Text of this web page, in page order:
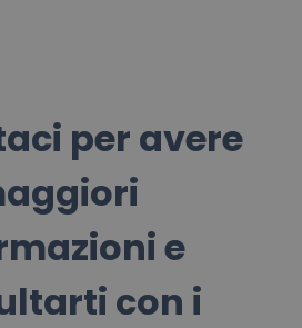
per avere
e
con i